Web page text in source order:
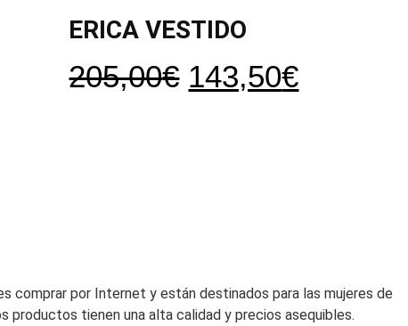
era:
ERICA VESTIDO
205,00€ El
143,50€El
comprar por Internet y están destinados para las mujeres de
productos tienen una alta calidad y precios asequibles.